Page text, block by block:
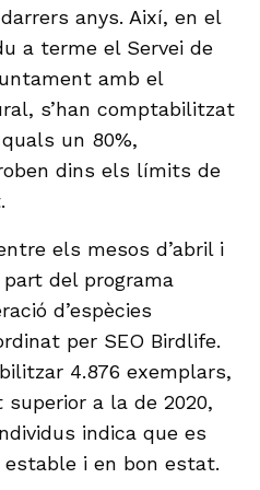
anys. Així, en el
a terme el Servei de
amb el
s’han comptabilitzat
un 80%,
dins els límits de
els mesos d’abril i
part del programa
d’espècies
per SEO Birdlife.
4.876 exemplars,
a la de 2020,
indica que es
i en bon estat.